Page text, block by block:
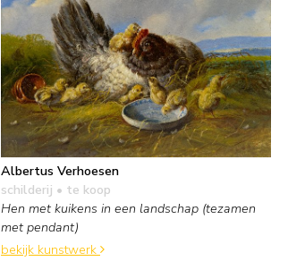
Albertus Verhoesen
schilderij • te koop
Hen met kuikens in een landschap (tezamen
met pendant)
bekijk kunstwerk